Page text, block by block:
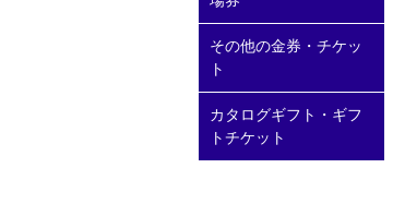
その他の金券・チケッ
ト
カタログギフト・ギフ
トチケット